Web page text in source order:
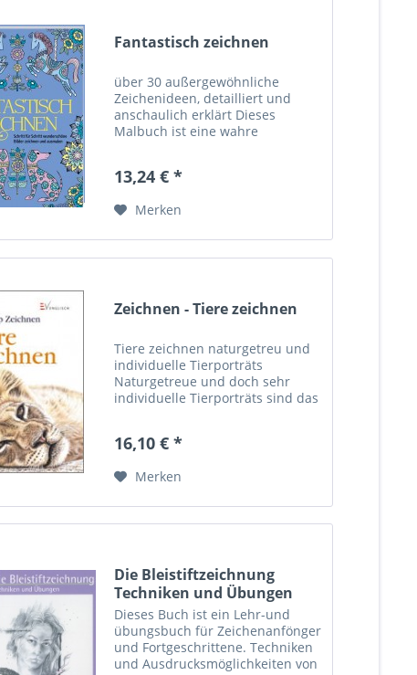
Fantastisch zeichnen
über 30 außergewöhnliche
Zeichenideen, detailliert und
anschaulich erklärt Dieses
Malbuch ist eine wahre
Löwe, Pferd, Heißluftballon und
gezeichnet...
13,24 € *
Merken
Zeichnen - Tiere zeichnen
Tiere zeichnen naturgetreu und
individuelle Tierporträts
Naturgetreue und doch sehr
individuelle Tierporträts sind das
eigenen Charakter des jeweils
16,10 € *
Merken
Die Bleistiftzeichnung
Techniken und Übungen
Dieses Buch ist ein Lehr-und
übungsbuch für Zeichenanfönger
und Fortgeschrittene. Techniken
und Ausdrucksmöglichkeiten von